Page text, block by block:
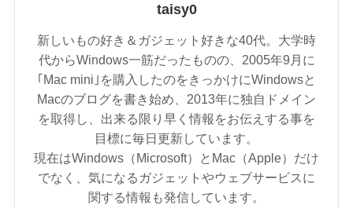
taisy0
新しいもの好き＆ガジェット好きな40代。大学時
代からWindows一筋だったものの、2005年9月に
｢Mac mini｣を購入したのをきっかけにWindowsと
Macのブログを書き始め、2013年に独自ドメイン
を取得し、出来る限り早く情報をお伝えする事を
目標に毎日更新しています。
現在はWindows（Microsoft）とMac（Apple）だけ
でなく、気になるガジェットやウェブサービスに
関する情報も発信しています。